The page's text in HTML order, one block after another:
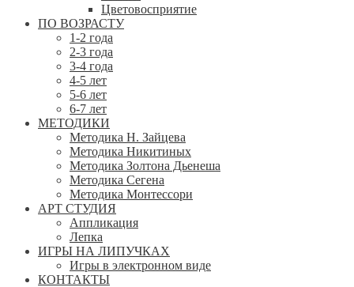
Цветовосприятие
ПО ВОЗРАСТУ
1-2 года
2-3 года
3-4 года
4-5 лет
5-6 лет
6-7 лет
МЕТОДИКИ
Методика Н. Зайцева
Методика Никитиных
Методика Золтона Дьенеша
Методика Сегена
Методика Монтессори
АРТ СТУДИЯ
Аппликация
Лепка
ИГРЫ НА ЛИПУЧКАХ
Игры в электронном виде
КОНТАКТЫ